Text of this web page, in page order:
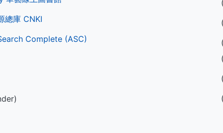
總庫 CNKI
Complete (ASC)